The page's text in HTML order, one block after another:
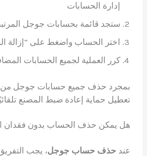
إدارة الحسابات
ستجد قائمة بحسابات جوجل
اختر الحساب واضغط على “إزالة
كرر العملية لجميع الحسابات
بمجرد حذف جميع حسابات جوجل من
تعطيل حماية إعادة ضبط المصنع
هل يمكن حذف الحساب بدون فقدان
عند حذف حساب جوجل، يجب